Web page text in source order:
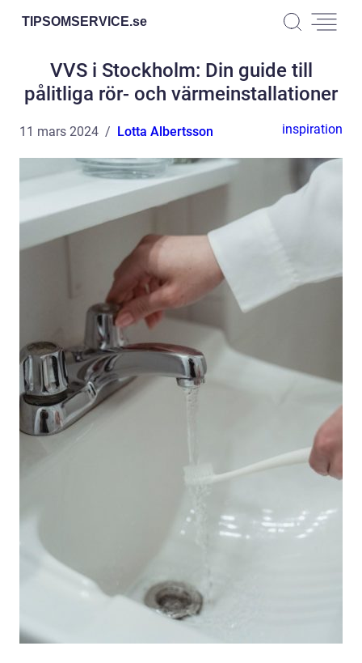
TIPSOMSERVICE.se
VVS i Stockholm: Din guide till
pålitliga rör- och värmeinstallationer
11 mars 2024 Lotta Albertsson inspiration